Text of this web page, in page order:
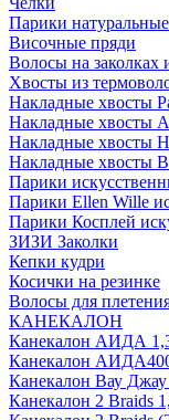
Парики
Височные пряди
Волосы на заколках
Хвосты из
Накладные хвосты
Накладные хвосты
Накладные хвосты
Накладные хвосты
Парики
Парики Ellen Wille
Парики Косплей
ЗИЗИ Заколки
Кепки кудри
Косички на резинке
Волосы для
КАНЕКАЛОН
Канекалон АИДА
Канекалон
Канекалон Вау
Канекалон 2 Braids